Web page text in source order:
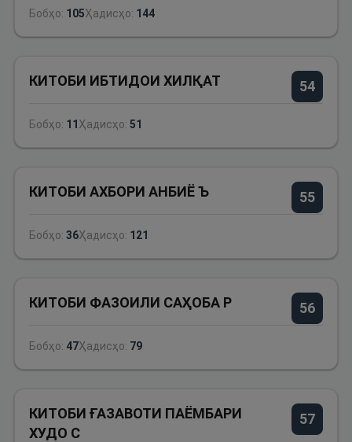
Бобҳо: 105Ҳадисҳо: 144
54
КИТОБИ ИБТИДОИ ХИЛҚАТ
Бобҳо: 11 Ҳадисҳо: 51
55
КИТОБИ АХБОРИ АНБИЁ Ъ
Бобҳо: 36Ҳадисҳо: 121
56
КИТОБИ ФАЗОИЛИ САҲОБА Р
Бобҳо: 47Ҳадисҳо: 79
57
КИТОБИ ҒАЗАВОТИ ПАЁМБАРИ
ХУДО C